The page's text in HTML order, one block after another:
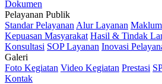
Dokumen
Pelayanan Publik
Standar Pelayanan Alur Layanan
Kepuasan Masyarakat Hasil & Tindak
Konsultasi SOP Layanan Inovasi
Galeri
Foto Kegiatan Video Kegiatan Prestasi
Kontak